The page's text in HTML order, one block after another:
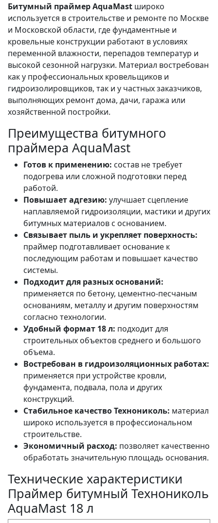
Битумный праймер AquaMast широко
используется в строительстве и ремонте по Москве
и Московской области, где фундаментные и
кровельные конструкции работают в условиях
переменной влажности, перепадов температур и
высокой сезонной нагрузки. Материал востребован
как у профессиональных кровельщиков и
гидроизолировщиков, так и у частных заказчиков,
выполняющих ремонт дома, дачи, гаража или
хозяйственной постройки.
Преимущества битумного
праймера AquaMast
Готов к применению: состав не требует
подогрева или сложной подготовки перед
работой.
Повышает адгезию: улучшает сцепление
наплавляемой гидроизоляции, мастики и других
битумных материалов с основанием.
Связывает пыль и укрепляет поверхность:
праймер подготавливает основание к
последующим работам и повышает качество
системы.
Подходит для разных оснований:
применяется по бетону, цементно-песчаным
основаниям, металлу и другим поверхностям
согласно технологии.
Удобный формат 18 л: подходит для
строительных объектов среднего и большого
объема.
Востребован в гидроизоляционных работах:
применяется при устройстве кровли,
фундамента, подвала, пола и других
конструкций.
Стабильное качество Технониколь: материал
широко используется в профессиональном
строительстве.
Экономичный расход: позволяет качественно
обработать значительную площадь основания.
Технические характеристики
Праймер битумный Технониколь
AquaMast 18 л